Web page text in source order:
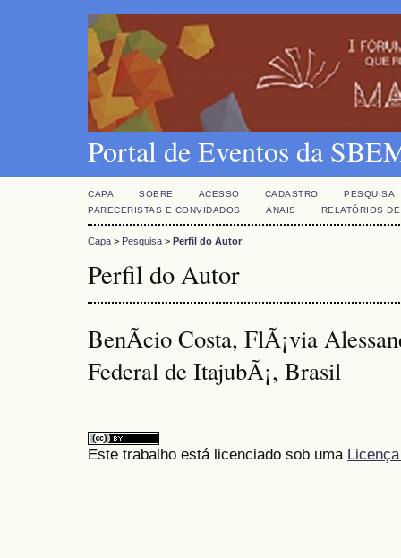
Portal de Eventos da
CAPA SOBRE ACESSO CADASTRO
PESQUISA
PARECERISTAS E CONVIDADOS
ANAIS RELATÓRIOS
Capa > Pesquisa > Perfil do Autor
Perfil do Autor
BenÃ­cio Costa, FlÃ¡via
Federal de ItajubÃ¡, Brasil
Este trabalho está licenciado sob uma